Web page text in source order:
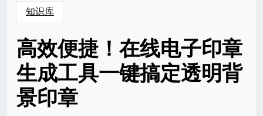
知识库
高效便捷！在线电子印章
生成工具一键搞定透明背
景印章